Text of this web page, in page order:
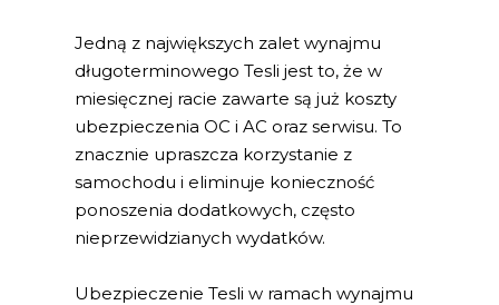
Jedną z największych zalet wynajmu
długoterminowego Tesli jest to, że w
miesięcznej racie zawarte są już koszty
ubezpieczenia OC i AC oraz serwisu. To
znacznie upraszcza korzystanie z
samochodu i eliminuje konieczność
ponoszenia dodatkowych, często
nieprzewidzianych wydatków.
Ubezpieczenie Tesli w ramach wynajmu